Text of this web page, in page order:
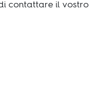
contattare il vostro